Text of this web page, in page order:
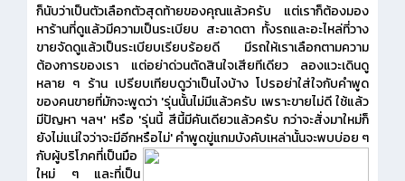
ก็นับว่าเป็นตัวเลือกตัวสุดท้ายของคุณแล้วครับ แต่เราก็ต้องมอง
หาร้านที่ดูแล้วมีความเป็นระเบียบ สะอาดตา ทั้งรถและอะไหล่ที่วาง
ขายจัดดูแล้วเป็นระเบียบเรียบร้อยดี มีรถให้เราเลือกตามความ
ต้องการของเรา แต่อย่าด่วนตัดสินใจเสียทีเดียว ลองแวะเดินดู
หลาย ๆ ร้าน เปรียบเทียบดูว่าเป็นไงบ้าง โปรอย่าใส่ใจกับคำพูด
ของคนขายที่มักจะพูดว่า 'รุ่นนั้นไม่มีแล้วครับ เพราะขายไม่ดี ใช้แล้ว
มีปัญหา ฯลฯ' หรือ 'รุ่นนี้ สีนี้มีคันเดียวแล้วครับ กว่าจะสั่งมาใหม่ก็
ยังไม่แน่ใจว่าจะมีอีกหรือไม่'คำพูดขู่แกมบังคับเหล่านั้นจะพบบ่อย ๆ
กับผู้บริโภคที่เป็นมือ
ใหม่ ๆ และที่เป็น